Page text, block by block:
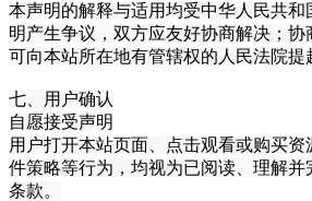
本声明的解释与适用均受中华人民共
明产生争议，双方应友好协商解决；
可向本站所在地有管辖权的人民法院提
七、用户确认
自愿接受声明
用户打开本站页面、点击观看或购买
件策略等行为，均视为已阅读、理解并
条款。